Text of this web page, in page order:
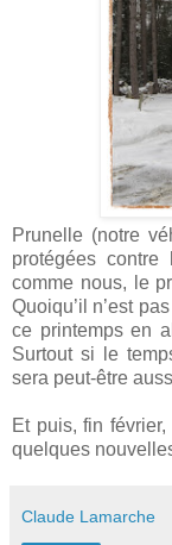
Prunelle (notre
protégées
comme nous, le
Quoiqu’il n’est
ce printemps en
Surtout si le
sera peut-être
Et puis, fin
quelques
Claude Lamarche